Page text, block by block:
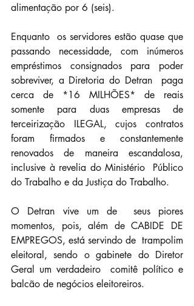
alimentação por 6 (seis).
Enquanto  os servidores estão quase que
passando necessidade, com inúmeros
empréstimos consignados para poder
sobreviver, a Diretoria do Detran  paga
cerca de *16 MILHÕES* de reais
somente para duas empresas de
terceirização ILEGAL, cujos contratos
foram firmados e constantemente
renovados de maneira escandalosa,
inclusive à revelia do Ministério  Público
do Trabalho e da Justiça do Trabalho.
O Detran vive um de  seus piores
momentos, pois, além de CABIDE DE
EMPREGOS, está servindo de  trampolim
eleitoral, sendo o gabinete do Diretor
Geral um verdadeiro  comitê político e
balcão de negócios eleitoreiros.